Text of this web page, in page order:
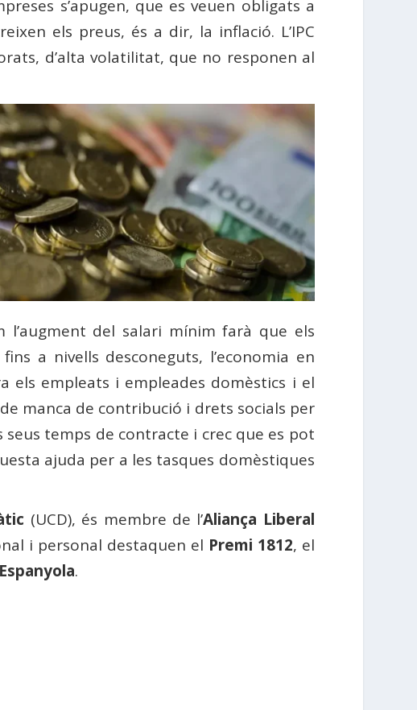
s’apugen, que es veuen obligats a
els preus, és a dir, la inflació. L’IPC
d’alta volatilitat, que no responen al
l’augment del salari mínim farà que els
a nivells desconeguts, l’economia en
els empleats i empleades domèstics i el
manca de contribució i drets socials per
temps de contracte i crec que es pot
ajuda per a les tasques domèstiques
(UCD), és membre de l’Aliança Liberal
i personal destaquen el Premi 1812, el
.